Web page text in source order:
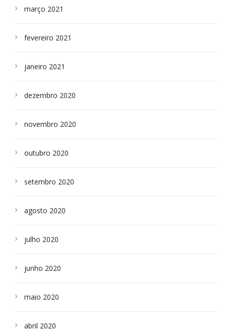
março 2021
fevereiro 2021
janeiro 2021
dezembro 2020
novembro 2020
outubro 2020
setembro 2020
agosto 2020
julho 2020
junho 2020
maio 2020
abril 2020